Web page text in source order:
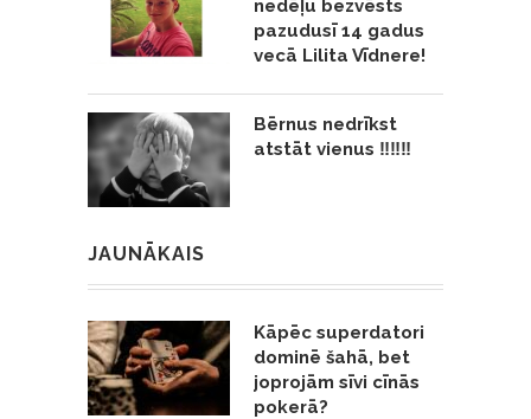
nedēļu bezvēsts
pazudusī 14 gadus
vecā Lilita Vīdnere!
Bērnus nedrīkst
atstāt vienus ‼️‼️‼️
JAUNĀKAIS
Kāpēc superdatori
dominē šahā, bet
joprojām sīvi cīnās
pokerā?